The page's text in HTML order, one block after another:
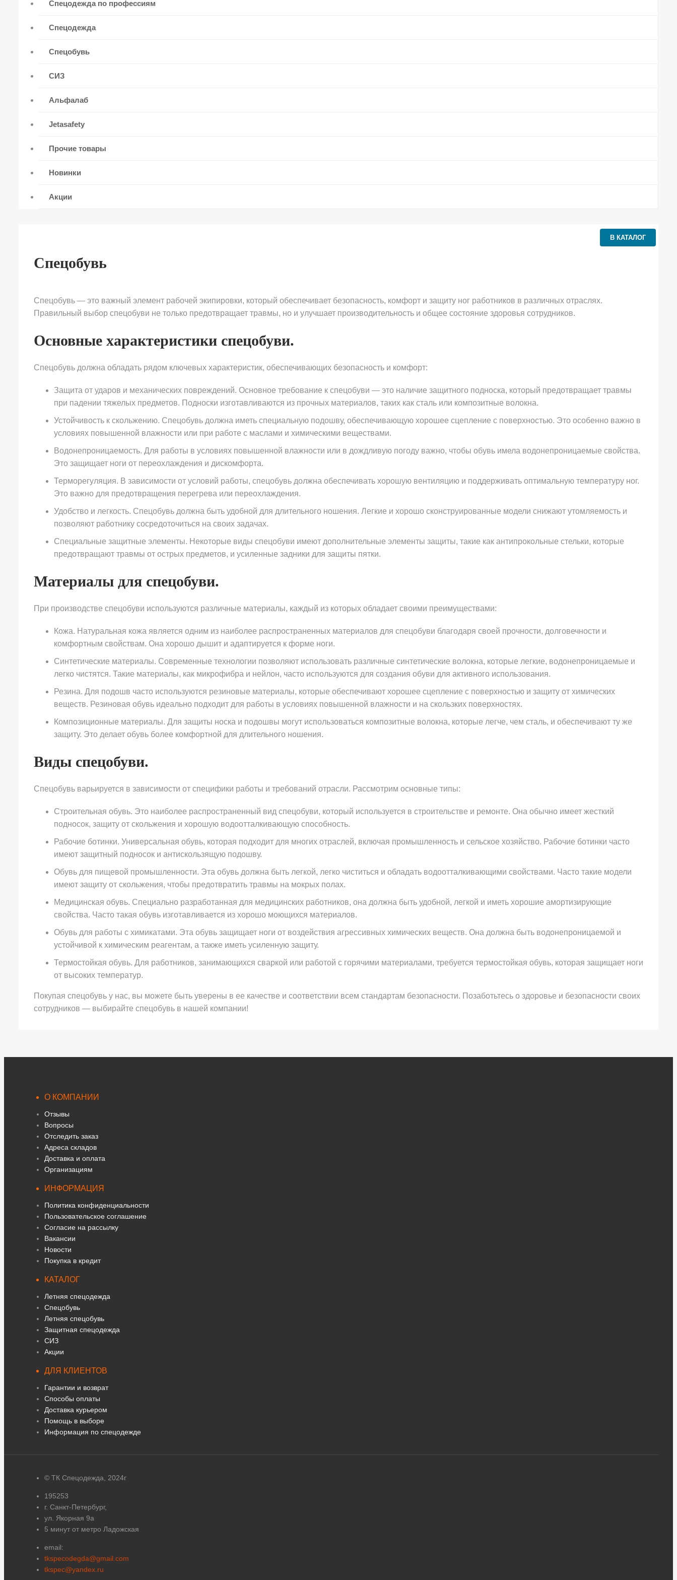
Спецодежда по профессиям
Спецодежда
Спецобувь
СИЗ
Альфалаб
Jetasafety
Прочие товары
Новинки
Акции
Спецобувь
В КАТАЛОГ
Спецобувь — это важный элемент рабочей экипировки, который обеспечивает безопасность, комфорт и защиту ног работников в различных отраслях.
Правильный выбор спецобуви не только предотвращает травмы, но и улучшает производительность и общее состояние здоровья сотрудников.
Основные характеристики спецобуви.
Спецобувь должна обладать рядом ключевых характеристик, обеспечивающих безопасность и комфорт:
Защита от ударов и механических повреждений. Основное требование к спецобуви — это наличие защитного подноска, который предотвращает травмы
при падении тяжелых предметов. Подноски изготавливаются из прочных материалов, таких как сталь или композитные волокна.
Устойчивость к скольжению. Спецобувь должна иметь специальную подошву, обеспечивающую хорошее сцепление с поверхностью. Это особенно важно в
условиях повышенной влажности или при работе с маслами и химическими веществами.
Водонепроницаемость. Для работы в условиях повышенной влажности или в дождливую погоду важно, чтобы обувь имела водонепроницаемые свойства.
Это защищает ноги от переохлаждения и дискомфорта.
Терморегуляция. В зависимости от условий работы, спецобувь должна обеспечивать хорошую вентиляцию и поддерживать оптимальную температуру ног.
Это важно для предотвращения перегрева или переохлаждения.
Удобство и легкость. Спецобувь должна быть удобной для длительного ношения. Легкие и хорошо сконструированные модели снижают утомляемость и
позволяют работнику сосредоточиться на своих задачах.
Специальные защитные элементы. Некоторые виды спецобуви имеют дополнительные элементы защиты, такие как антипрокольные стельки, которые
предотвращают травмы от острых предметов, и усиленные задники для защиты пятки.
Материалы для спецобуви.
При производстве спецобуви используются различные материалы, каждый из которых обладает своими преимуществами:
Кожа. Натуральная кожа является одним из наиболее распространенных материалов для спецобуви благодаря своей прочности, долговечности и
комфортным свойствам. Она хорошо дышит и адаптируется к форме ноги.
Синтетические материалы. Современные технологии позволяют использовать различные синтетические волокна, которые легкие, водонепроницаемые и
легко чистятся. Такие материалы, как микрофибра и нейлон, часто используются для создания обуви для активного использования.
Резина. Для подошв часто используются резиновые материалы, которые обеспечивают хорошее сцепление с поверхностью и защиту от химических
веществ. Резиновая обувь идеально подходит для работы в условиях повышенной влажности и на скользких поверхностях.
Композиционные материалы. Для защиты носка и подошвы могут использоваться композитные волокна, которые легче, чем сталь, и обеспечивают ту же
защиту. Это делает обувь более комфортной для длительного ношения.
Виды спецобуви.
Спецобувь варьируется в зависимости от специфики работы и требований отрасли. Рассмотрим основные типы:
Строительная обувь. Это наиболее распространенный вид спецобуви, который используется в строительстве и ремонте. Она обычно имеет жесткий
подносок, защиту от скольжения и хорошую водоотталкивающую способность.
Рабочие ботинки. Универсальная обувь, которая подходит для многих отраслей, включая промышленность и сельское хозяйство. Рабочие ботинки часто
имеют защитный подносок и антискользящую подошву.
Обувь для пищевой промышленности. Эта обувь должна быть легкой, легко чиститься и обладать водоотталкивающими свойствами. Часто такие модели
имеют защиту от скольжения, чтобы предотвратить травмы на мокрых полах.
Медицинская обувь. Специально разработанная для медицинских работников, она должна быть удобной, легкой и иметь хорошие амортизирующие
свойства. Часто такая обувь изготавливается из хорошо моющихся материалов.
Обувь для работы с химикатами. Эта обувь защищает ноги от воздействия агрессивных химических веществ. Она должна быть водонепроницаемой и
устойчивой к химическим реагентам, а также иметь усиленную защиту.
Термостойкая обувь. Для работников, занимающихся сваркой или работой с горячими материалами, требуется термостойкая обувь, которая защищает ноги
от высоких температур.
Покупая спецобувь у нас, вы можете быть уверены в ее качестве и соответствии всем стандартам безопасности. Позаботьтесь о здоровье и безопасности своих
сотрудников — выбирайте спецобувь в нашей компании!
О КОМПАНИИ
Отзывы
Вопросы
Отследить заказ
Адреса складов
Доставка и оплата
Организациям
ИНФОРМАЦИЯ
Политика конфиденциальности
Пользовательское соглашение
Согласие на рассылку
Вакансии
Новости
Покупка в кредит
КАТАЛОГ
Летняя спецодежда
Спецобувь
Летняя спецобувь
Защитная спецодежда
СИЗ
Акции
ДЛЯ КЛИЕНТОВ
Гарантии и возврат
Способы оплаты
Доставка курьером
Помощь в выборе
Информация по спецодежде
© ТК Спецодежда, 2024г
195253
г. Санкт-Петербург,
ул. Якорная 9а
5 минут от метро Ладожская
email:
tkspecodegda@gmail.com
tkspec@yandex.ru